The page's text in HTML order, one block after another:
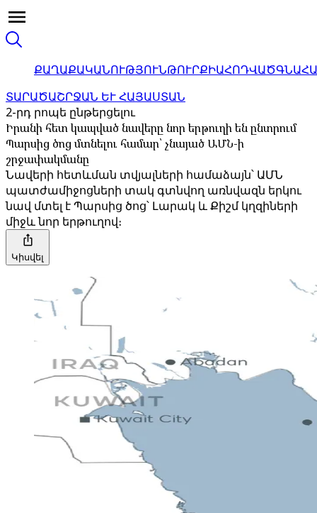
ՔԱՂԱՔԱԿԱՆՈՒԹՅՈՒՆԹՈՒՐՔԻԱՀՈԴՎԱԾ
ՏԱՐԱԾԱՇՐՋԱՆ ԵՒ ՀԱՅԱՍՏԱՆ
2-րդ րոպե ընթերցելու
Իրանի հետ կապված նավերը նոր երթուղի են ընտրում
Պարսից ծոց մտնելու համար՝ չնայած ԱՄՆ-ի
շրջափակմանը
Նավերի հետևման տվյալների համաձայն՝ ԱՄՆ
պատժամիջոցների տակ գտնվող առնվազն երկու
նավ մտել է Պարսից ծոց՝ Լարակ և Քիշմ կղզիների
միջև նոր երթուղով։
Կիսվել